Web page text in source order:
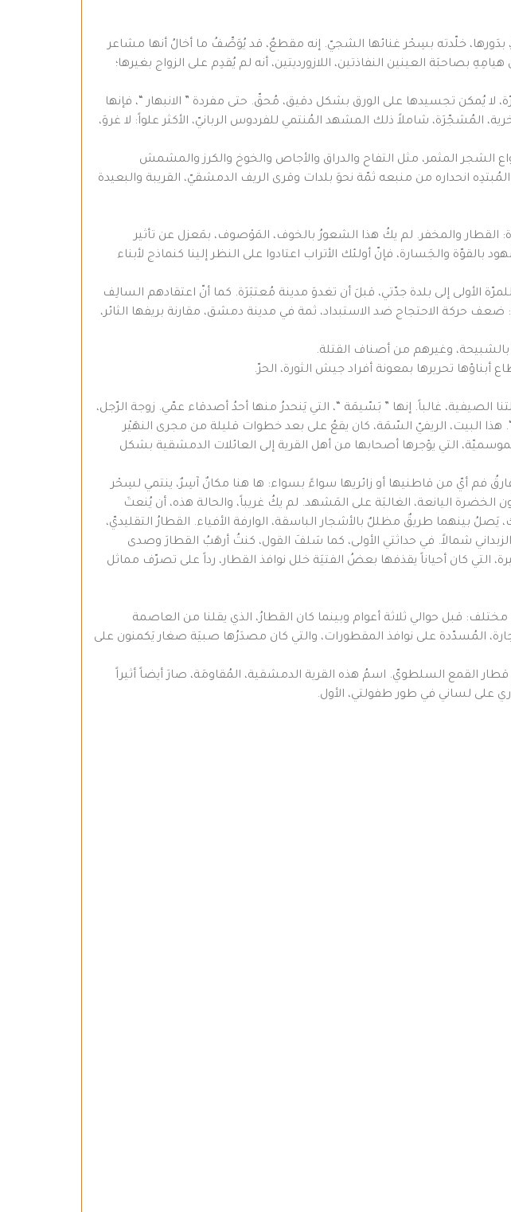
بدَورها، خلّدته بسِحْر غنائها الشجيّ. إنه مقطعٌ، قد يُوَصِّفُ ما أخالُ أنها مشاعر
بصاحبَة العينين النفاذتين، اللازورديتين، أنه لم يُقدِم على الزواج بغيرها؛
لا يُمكن تجسيدها على الورق بشكل دقيق، مُحقّ. حتى مفردة ” الانبهار “، فإنها
شاملاً ذلك المشهد المُنتمي للفردوس الربانيّ، الأكثر علواً: لا غروَ،
الشجر المثمر، مثل التفاح والدراق والأجاص والخوخ والكرز والمشمش
انحداره من منبعه ثمّة نحوَ بلدات وقرى الريف الدمشقيّ، القريبة والبعيدة
القطار والمخفر. لم يكُ هذا الشعورُ بالخوف، المَوْصوف، بمَعزل عن تأثير
والجَسارة، فإنّ أولئك الأتراب اعتادوا على النظر إلينا كنماذج لأبناء
الأولى إلى بلدة جدّتي، قبلَ أن تغدوَ مدينة مُعتبَرَة. كما أنّ اعتقادهم السالِف
حركة الاحتجاج ضد الاستبداد، ثمة في مدينة دمشق، مقارنة بريفها الثائر،
بالشبيحة، وغيرهم من أصناف القتلة.
أبناؤها تحريرها بمعونة أفراد جيش الثورة، الحرّ.
غالباً. إنها ” بَسّيمَة “، التي يَنحدرُ منها أحدُ أصدقاء عمّي. زوجة الرّجل،
هذا البيت، الريفيّ السّمَة، كان يقعُ على بعد خطوات قليلة من مجرى النهَيْر
التي يؤجرها أصحابها من أهل القرية إلى العائلات الدمشقية بشكل
فم أيّ من قاطنيها أو زائريها سواءً بسواء: ها هنا مكانٌ آسِرٌ، ينتمي لسِحْر
اليانعة، الغالبَة على المَشهد. لم يكُ غريباً، والحالة هذه، أن يُنعتَ
طريقٌ مظللٌ بالأشجار الباسقة، الوارفة الأفياء. القطارُ التقليديّ،
شمالاً. في حداثتي الأولى، كما سَلفَ القول، كنتُ أرهَبُ القطارَ وصدى
كان أحياناً يقذفها بعضُ الفتيَة خلل نوافذ القطار، رداً على تصرّف مماثل
قبل حوالي ثلاثة أعوام وبينما كان القطارُ، الذي يقلنا من العاصمة
المُسدّدة على نوافذ المقطورات، والتي كان مصدَرُها صبيَة صغار يَكمنون على
القمع السلطويّ. اسمُ هذه القرية الدمشقية، المُقاومَة، صارَ أيضاً أثيراً
على لساني في طور طفولتي، الأول.